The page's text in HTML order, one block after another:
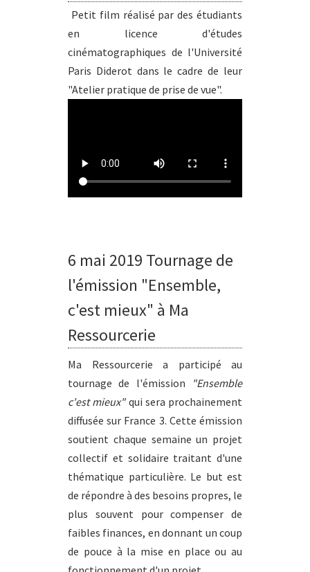
Petit film réalisé par des étudiants
en licence d'études
cinématographiques de l'Université
Paris Diderot dans le cadre de leur
"Atelier pratique de prise de vue".
6 mai 2019 Tournage de
l'émission "Ensemble,
c'est mieux" à Ma
Ressourcerie
Ma Ressourcerie a participé au
tournage de l'émission
"Ensemble
c'est mieux"qui sera prochainement
diffusée sur France 3. Cette émission
soutient chaque semaine un projet
collectif et solidaire traitant d'une
thématique particulière. Le but est
de répondre à des besoins propres, le
plus souvent pour compenser de
faibles finances, en donnant un coup
de pouce à la mise en place ou au